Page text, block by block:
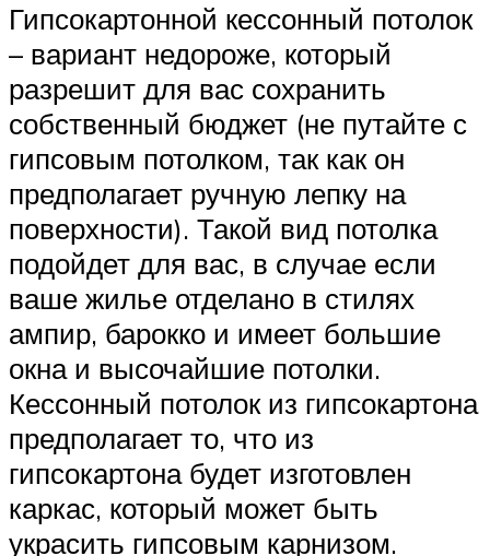
Гипсокартонной кессонный потолок
– вариант недороже, который
разрешит для вас сохранить
собственный бюджет (не путайте с
гипсовым потолком, так как он
предполагает ручную лепку на
поверхности). Такой вид потолка
подойдет для вас, в случае если
ваше жилье отделано в стилях
ампир, барокко и имеет большие
окна и высочайшие потолки.
Кессонный потолок из гипсокартона
предполагает то, что из
гипсокартона будет изготовлен
каркас, который может быть
украсить гипсовым карнизом.